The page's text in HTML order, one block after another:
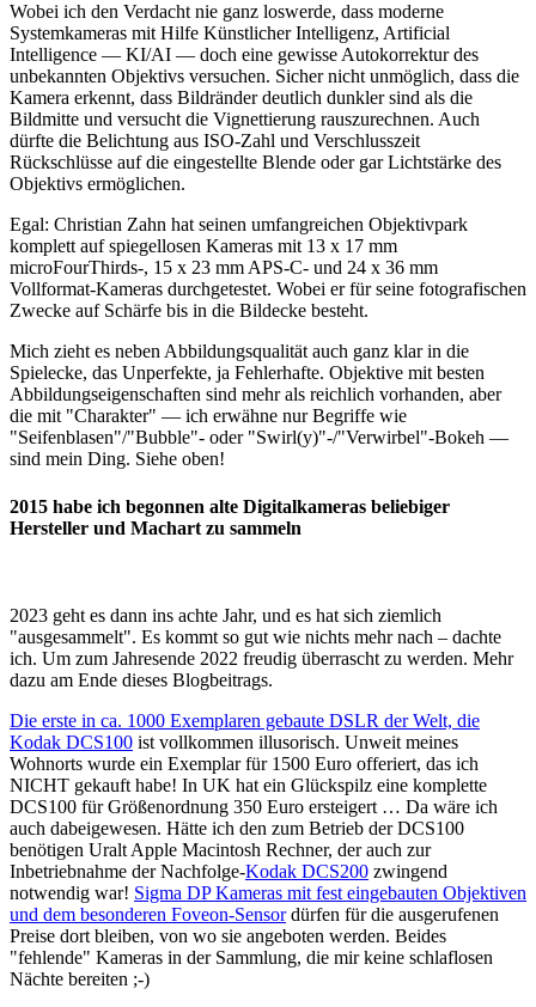
Wobei ich den Verdacht nie ganz loswerde, dass moderne
Systemkameras mit Hilfe Künstlicher Intelligenz, Artificial
Intelligence — KI/AI — doch eine gewisse Autokorrektur des
unbekannten Objektivs versuchen. Sicher nicht unmöglich, dass die
Kamera erkennt, dass Bildränder deutlich dunkler sind als die
Bildmitte und versucht die Vignettierung rauszurechnen. Auch
dürfte die Belichtung aus ISO-Zahl und Verschlusszeit
Rückschlüsse auf die eingestellte Blende oder gar Lichtstärke des
Objektivs ermöglichen.
Egal: Christian Zahn hat seinen umfangreichen Objektivpark
komplett auf spiegellosen Kameras mit 13 x 17 mm
microFourThirds-, 15 x 23 mm APS-C- und 24 x 36 mm
Vollformat-Kameras durchgetestet. Wobei er für seine fotografischen
Zwecke auf Schärfe bis in die Bildecke besteht.
Mich zieht es neben Abbildungsqualität auch ganz klar in die
Spielecke, das Unperfekte, ja Fehlerhafte. Objektive mit besten
Abbildungseigenschaften sind mehr als reichlich vorhanden, aber
die mit "Charakter" — ich erwähne nur Begriffe wie
"Seifenblasen"/"Bubble"- oder "Swirl(y)"-/"Verwirbel"-Bokeh —
sind mein Ding. Siehe oben!
2015 habe ich begonnen alte Digitalkameras beliebiger
Hersteller und Machart zu sammeln
2023 geht es dann ins achte Jahr, und es hat sich ziemlich
"ausgesammelt". Es kommt so gut wie nichts mehr nach – dachte
ich. Um zum Jahresende 2022 freudig überrascht zu werden. Mehr
dazu am Ende dieses Blogbeitrags.
Die erste in ca. 1000 Exemplaren gebaute DSLR der Welt, die
Kodak DCS100 ist vollkommen illusorisch. Unweit meines
Wohnorts wurde ein Exemplar für 1500 Euro offeriert, das ich
NICHT gekauft habe! In UK hat ein Glückspilz eine komplette
DCS100 für Größenordnung 350 Euro ersteigert … Da wäre ich
auch dabeigewesen. Hätte ich den zum Betrieb der DCS100
benötigen Uralt Apple Macintosh Rechner, der auch zur
Inbetriebnahme der Nachfolge-Kodak DCS200 zwingend
notwendig war! Sigma DP Kameras mit fest eingebauten Objektiven
und dem besonderen Foveon-Sensordürfen für die ausgerufenen
Preise dort bleiben, von wo sie angeboten werden. Beides
"fehlende" Kameras in der Sammlung, die mir keine schlaflosen
Nächte bereiten ;-)